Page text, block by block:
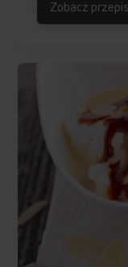
Zobacz przepis